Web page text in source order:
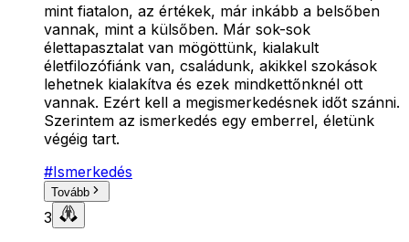
mint fiatalon, az értékek, már inkább a belsőben
vannak, mint a külsőben. Már sok-sok
élettapasztalat van mögöttünk, kialakult
életfilozófiánk van, családunk, akikkel szokások
lehetnek kialakítva és ezek mindkettőnknél ott
vannak. Ezért kell a megismerkedésnek időt szánni.
Szerintem az ismerkedés egy emberrel, életünk
végéig tart.
#Ismerkedés
Tovább
3